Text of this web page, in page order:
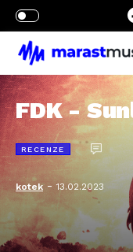
FDK -
RECENZE
kotek-13.02.2023